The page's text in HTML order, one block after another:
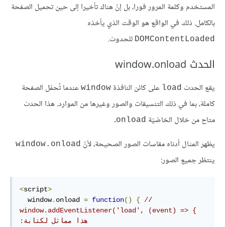
المستخدم وكلمة المرور فورا، بل إنّ هناك تأخيرا إلى حين تحميل الصفحة
بالكامل. ذلك في الواقع هو الوقت الذي يأخذه
DOMContentLoaded للحدوث.
الحدث window.onload
يقع الحدث load على كائن النافذة window عندما تُحمّل الصفحة
كاملة، بما في ذلك التنسيقات والصور وغيرها من الموارد. هذا الحدث
متاح من خلال الخاصّيّة onload
.
يظهر المثال أدناه مقاسات الصور الصحيحة، لأنّ window.onload
ينتظر جميع الصور:
<script>
  window
. onload = function() { //
window.addEventListener('load', (event) => {
:هذا مماثل لكتابة